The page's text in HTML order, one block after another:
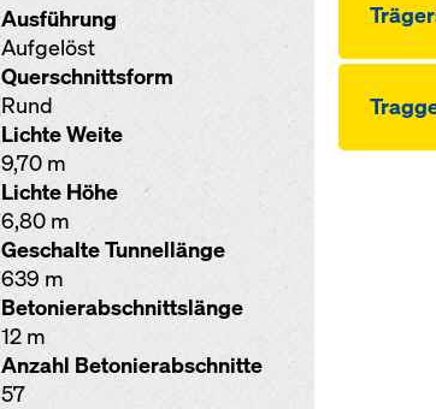
Ausführung
Aufgelöst
Querschnittsform
Rund
Lichte Weite
9,70 m
Lichte Höhe
6,80 m
Geschalte Tunnellänge
639 m
Betonierabschnittslänge
12 m
Anzahl Betonierabschnitte
57